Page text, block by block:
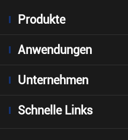
Produkte
Anwendungen
Unternehmen
Schnelle Links